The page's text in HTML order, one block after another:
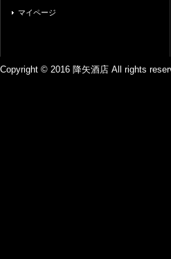
マイページ
Copyright © 2016 降矢酒店 All rights